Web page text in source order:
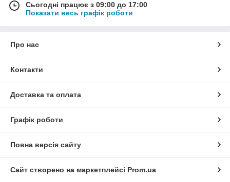
Сьогодні працює з 09:00 до 17:00
Показати весь графік роботи
Про нас
Контакти
Доставка та оплата
Графік роботи
Повна версія сайту
Сайт створено на маркетплейсі Prom.ua